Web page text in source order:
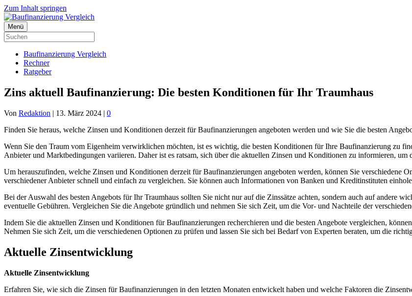
Zum Inhalt springen
Menü
Baufinanzierung Vergleich
Rechner
Ratgeber
Zins aktuell Baufinanzierung: Die besten Konditionen für Ihr Traumhaus
Von Redaktion | 13. März 2024 | 0
Finden Sie heraus, welche Zinsen und Konditionen derzeit für Baufinanzierungen angeboten werden und wie Sie die besten
Wenn Sie den Traum vom Eigenheim verwirklichen möchten, ist es wichtig, die besten Konditionen für Ihre Baufinanzierung zu
Anbieter und Marktbedingungen variieren. Daher ist es ratsam, sich über die aktuellen Zinsen und Konditionen zu informieren, um
Um herauszufinden, welche Zinsen und Konditionen derzeit für Baufinanzierungen angeboten werden, können Sie verschiedene
verschiedener Anbieter schnell und einfach zu vergleichen. Sie können auch Informationen von Banken und Kreditinstituten
Bei der Auswahl des besten Angebots für Ihr Traumhaus sollten Sie nicht nur auf die Zinssätze achten, sondern auch auf andere
eventuelle Gebühren. Vergleichen Sie die Angebote gründlich und nehmen Sie sich Zeit, um die Vor- und Nachteile der
Indem Sie die aktuellen Zinsen und Konditionen für Baufinanzierungen recherchieren und die besten Angebote vergleichen,
Nehmen Sie sich Zeit, um die verschiedenen Optionen zu prüfen und lassen Sie sich bei Bedarf von Experten beraten, um die
Aktuelle Zinsentwicklung
Aktuelle Zinsentwicklung
Erfahren Sie, wie sich die Zinsen für Baufinanzierungen in den letzten Monaten entwickelt haben und welche Faktoren die